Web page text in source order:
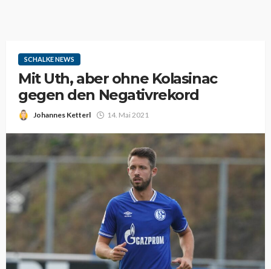
SCHALKE NEWS
Mit Uth, aber ohne Kolasinac
gegen den Negativrekord
Johannes Ketterl 14. Mai 2021